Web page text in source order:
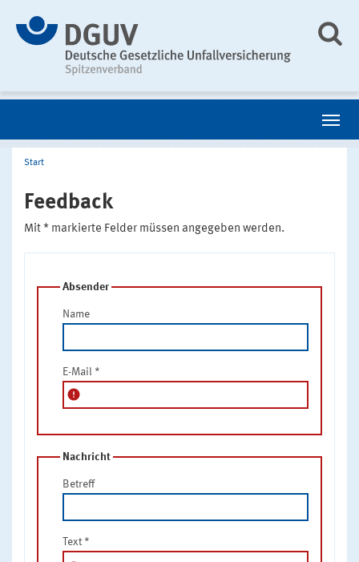
Start
Feedback
Mit * markierte Felder müssen angegeben werden.
Absender
Name
E-Mail *
error
Nachricht
Betreff
Text *